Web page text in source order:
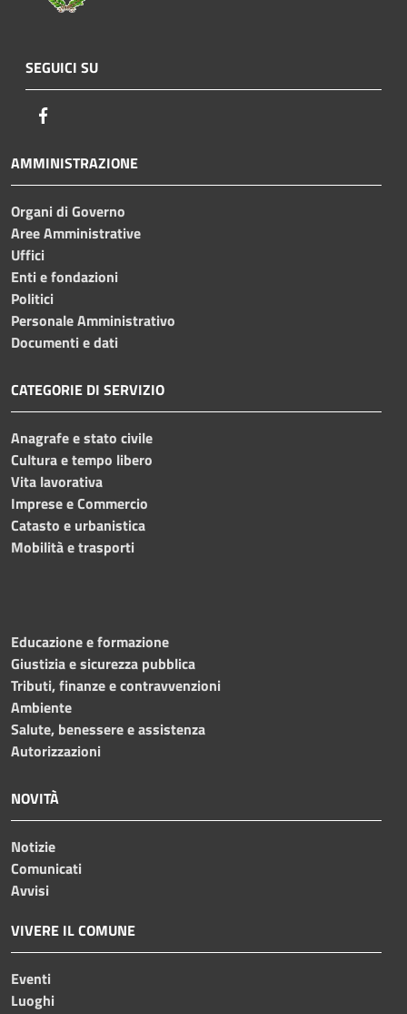
SEGUICI SU
AMMINISTRAZIONE
Organi di Governo
Aree Amministrative
Uffici
Enti e fondazioni
Politici
Personale Amministrativo
Documenti e dati
CATEGORIE DI SERVIZIO
Anagrafe e stato civile
Cultura e tempo libero
Vita lavorativa
Imprese e Commercio
Catasto e urbanistica
Mobilità e trasporti
Educazione e formazione
Giustizia e sicurezza pubblica
Tributi, finanze e contravvenzioni
Ambiente
Salute, benessere e assistenza
Autorizzazioni
NOVITÀ
Notizie
Comunicati
Avvisi
VIVERE IL COMUNE
Eventi
Luoghi